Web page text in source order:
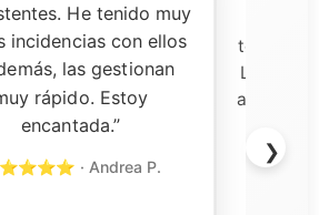
He tenido muy
incidencias con ellos
las gestionan
rápido. Estoy
encantada.”
· Andrea P.
tomado
Las
❯